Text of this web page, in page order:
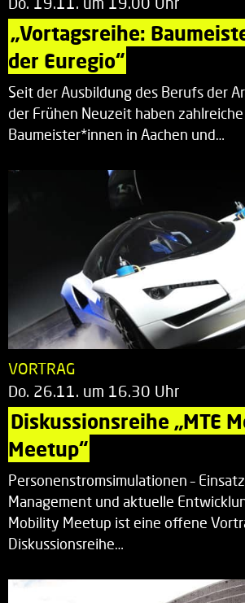
„Vortagsreihe:
der Euregio“
Seit der Ausbildung des Berufs der
der Frühen Neuzeit haben
Baumeister*innen in Aachen und…
VORTRAG
Do. 26.11. um 16.30 Uhr
Diskussionsreihe „MTE
Meetup“
Personenstromsimulationen –
Management und aktuelle
Mobility Meetup ist eine offene
Diskussionsreihe…